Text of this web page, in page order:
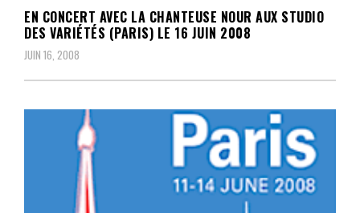
EN CONCERT AVEC LA CHANTEUSE NOUR AUX STUDIO
DES VARIÉTÉS (PARIS) LE 16 JUIN 2008
JUIN 16, 2008